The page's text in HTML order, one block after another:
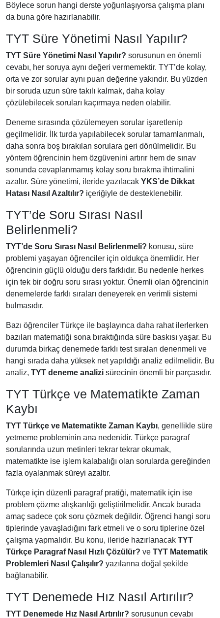
Böylece sorun hangi derste yoğunlaşıyorsa çalışma planı
da buna göre hazırlanabilir.
TYT Süre Yönetimi Nasıl Yapılır?
TYT Süre Yönetimi Nasıl Yapılır? sorusunun en önemli
cevabı, her soruya aynı değeri vermemektir. TYT’de kolay,
orta ve zor sorular aynı puan değerine yakındır. Bu yüzden
bir soruda uzun süre takılı kalmak, daha kolay
çözülebilecek soruları kaçırmaya neden olabilir.
Deneme sırasında çözülemeyen sorular işaretlenip
geçilmelidir. İlk turda yapılabilecek sorular tamamlanmalı,
daha sonra boş bırakılan sorulara geri dönülmelidir. Bu
yöntem öğrencinin hem özgüvenini artırır hem de sınav
sonunda cevaplanmamış kolay soru bırakma ihtimalini
azaltır. Süre yönetimi, ileride yazılacak YKS’de Dikkat
Hatası Nasıl Azaltılır? içeriğiyle de desteklenebilir.
TYT’de Soru Sırası Nasıl
Belirlenmeli?
TYT’de Soru Sırası Nasıl Belirlenmeli? konusu, süre
problemi yaşayan öğrenciler için oldukça önemlidir. Her
öğrencinin güçlü olduğu ders farklıdır. Bu nedenle herkes
için tek bir doğru soru sırası yoktur. Önemli olan öğrencinin
denemelerde farklı sıraları deneyerek en verimli sistemi
bulmasıdır.
Bazı öğrenciler Türkçe ile başlayınca daha rahat ilerlerken
bazıları matematiği sona bıraktığında süre baskısı yaşar. Bu
durumda birkaç denemede farklı test sıraları denenmeli ve
hangi sırada daha yüksek net yapıldığı analiz edilmelidir. Bu
analiz, TYT deneme analizi sürecinin önemli bir parçasıdır.
TYT Türkçe ve Matematikte Zaman
Kaybı
TYT Türkçe ve Matematikte Zaman Kaybı, genellikle süre
yetmeme probleminin ana nedenidir. Türkçe paragraf
sorularında uzun metinleri tekrar tekrar okumak,
matematikte ise işlem kalabalığı olan sorularda gereğinden
fazla oyalanmak süreyi azaltır.
Türkçe için düzenli paragraf pratiği, matematik için ise
problem çözme alışkanlığı geliştirilmelidir. Ancak burada
amaç sadece çok soru çözmek değildir. Öğrenci hangi soru
tiplerinde yavaşladığını fark etmeli ve o soru tiplerine özel
çalışma yapmalıdır. Bu konu, ileride hazırlanacak TYT
Türkçe Paragraf Nasıl Hızlı Çözülür? ve TYT Matematik
Problemleri Nasıl Çalışılır? yazılarına doğal şekilde
bağlanabilir.
TYT Denemede Hız Nasıl Artırılır?
TYT Denemede Hız Nasıl Artırılır? sorusunun cevabı